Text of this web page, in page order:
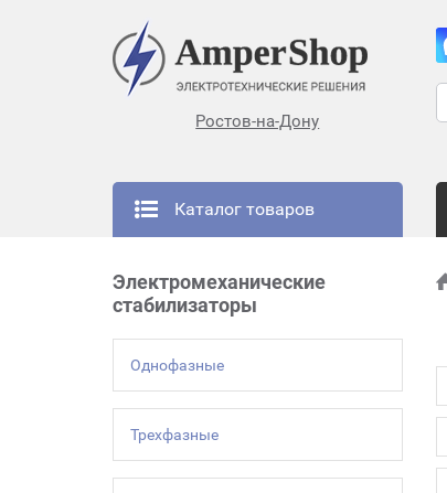
Ростов-на-Дону
Каталог товаров
Электромеханические
стабилизаторы
Однофазные
Трехфазные